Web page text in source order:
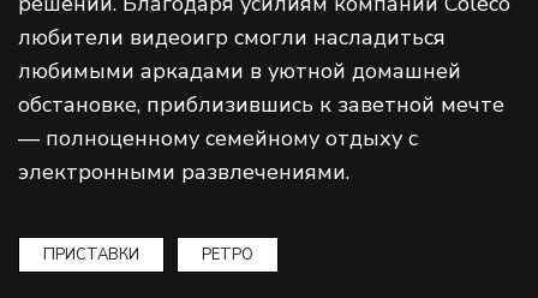
любители видеоигр смогли насладиться
любимыми аркадами в уютной домашней
обстановке, приблизившись к заветной мечте
— полноценному семейному отдыху с
электронными развлечениями.
ПРИСТАВКИ РЕТРО